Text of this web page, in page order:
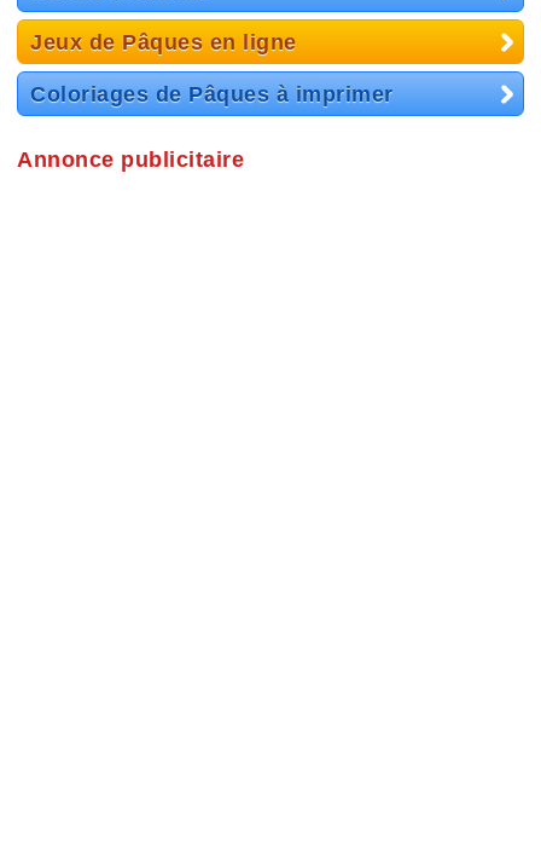
Jeux de Pâques en ligne
Coloriages de Pâques à imprimer
Annonce publicitaire